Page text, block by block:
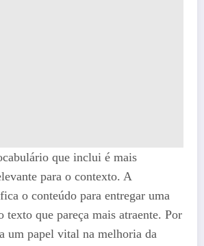
que inclui é mais
para o contexto. A
o conteúdo para entregar uma
texto que pareça mais atraente. Por
um papel vital na melhoria da